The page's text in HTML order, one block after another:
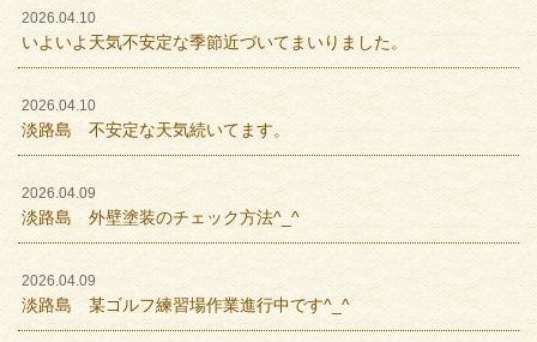
2026.04.10
いよいよ天気不安定な季節近づいてまいりました。
2026.04.10
淡路島 不安定な天気続いてます。
2026.04.09
淡路島 外壁塗装のチェック方法^_^
2026.04.09
淡路島 某ゴルフ練習場作業進行中です^_^